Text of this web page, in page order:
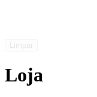
Loja